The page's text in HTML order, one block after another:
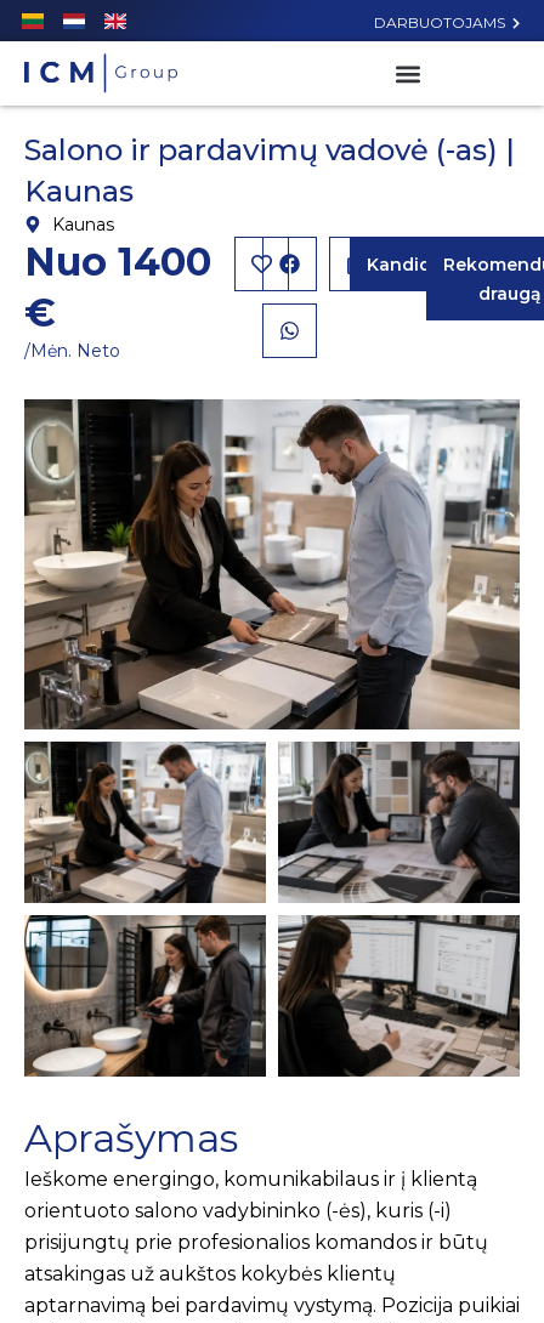
DARBUOTOJAMS
Salono ir pardavimų vadovė (-as) |
Kaunas
Kaunas
Nuo 1400
€
/Mėn. Neto
Kandidatuoti
draugą
Aprašymas
Ieškome energingo, komunikabilaus ir į klientą
orientuoto salono vadybininko (-ės), kuris (-i)
prisijungtų prie profesionalios komandos ir būtų
atsakingas už aukštos kokybės klientų
aptarnavimą bei pardavimų vystymą. Pozicija puikiai